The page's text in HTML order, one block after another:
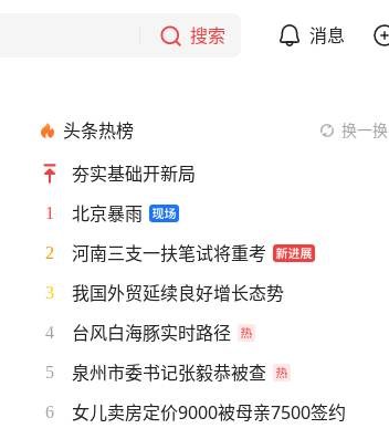
搜索 消息
头条热榜 换一换
夯实基础开新局
1 北京暴雨
2 河南三支一扶笔试将重考
3 我国外贸延续良好增长态势
4 台风白海豚实时路径
5 泉州市委书记张毅恭被查
6 女儿卖房定价9000被母亲7500签约